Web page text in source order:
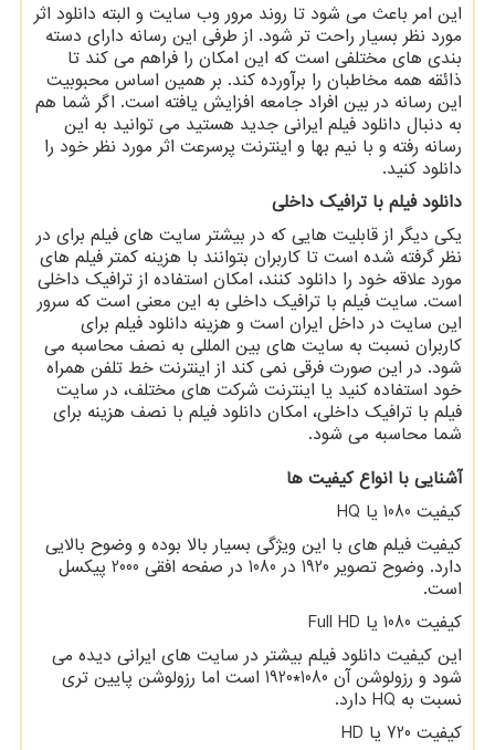
این امر باعث می شود تا روند مرور وب سایت و البته دانلود اثر
مورد نظر بسیار راحت تر شود. از طرفی این رسانه دارای دسته
بندی های مختلفی است که این امکان را فراهم می کند تا
ذائقه همه مخاطبان را برآورده کند. بر همین اساس محبوبیت
این رسانه در بین افراد جامعه افزایش یافته است. اگر شما هم
به دنبال دانلود فیلم ایرانی جدید هستید می توانید به این
رسانه رفته و با نیم بها و اینترنت پرسرعت اثر مورد نظر خود را
دانلود کنید.
دانلود فیلم با ترافیک داخلی
یکی دیگر از قابلیت هایی که در بیشتر سایت های فیلم برای در
نظر گرفته شده است تا کاربران بتوانند با هزینه کمتر فیلم های
مورد علاقه خود را دانلود کنند، امکان استفاده از ترافیک داخلی
است. سایت فیلم با ترافیک داخلی به این معنی است که سرور
این سایت در داخل ایران است و هزینه دانلود فیلم برای
کاربران نسبت به سایت های بین المللی به نصف محاسبه می
شود. در این صورت فرقی نمی کند از اینترنت خط تلفن همراه
خود استفاده کنید یا اینترنت شرکت های مختلف، در سایت
فیلم با ترافیک داخلی، امکان دانلود فیلم با نصف هزینه برای
شما محاسبه می شود.
آشنایی با انواع کیفیت ها
کیفیت 1080 یا
کیفیت فیلم های با این ویژگی بسیار بالا بوده و وضوح بالایی
دارد. وضوح تصویر 1920 در 1080 در صفحه افقی 2000 پیکسل
است.
کیفیت 1080 یا
این کیفیت دانلود فیلم بیشتر در سایت های ایرانی دیده می
شود و رزولوشن آن 1080*1920 است اما رزولوشن پایین تری
نسبت به
دارد.
کیفیت 720 یا